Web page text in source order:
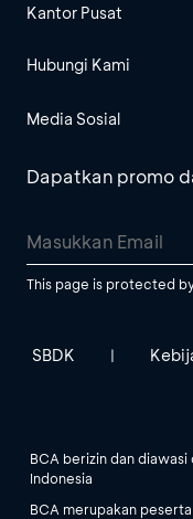
Kantor Pusat
Hubungi Kami
Media Sosial
Dapatkan promo
This page is protected
SBDK |
BCA berizin dan diawasi
Indonesia
BCA merupakan